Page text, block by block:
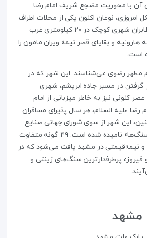
آن با محوریت مضجع شریف امام رضا
امروزی، نوغان اکنون یکی از محلات اطراف
حرم مطهر است و طابران شهری کوچک در ۲۰ کیلومتری غرب
و بقایای قصر نیمه ویران مامون را
است.
مطهر رضوی می‌شناسند. این شهر که در
گرفتن در مسیر جاده ابریشم، شهری
کنونی نیز به خاطر میزبانی از امام
رضا علیه السلام، هر سال پذیرای مسافران
این شهر از سوی شورای جهانی صنایع
دستی شهر «گوهرسنگ‌ها» نامیده شده است. ۳۹ گونه متفاوت
نیمه‌قیمتی در مشهد یافت می‌شود که در
فیروزه پرطرفدارترین سنگ‌های زینتی و
مشهد